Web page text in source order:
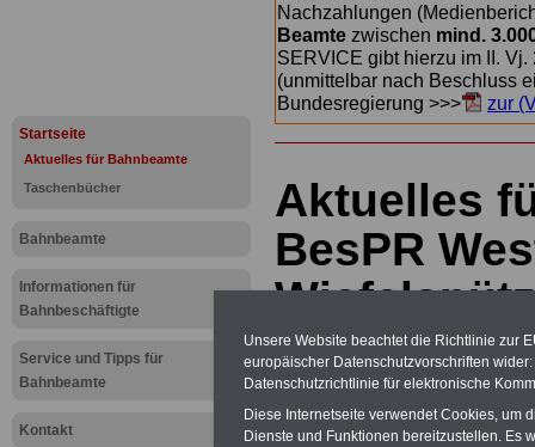
Startseite
Aktuelles für Bahnbeamte
Taschenbücher
Bahnbeamte
Informationen für
Bahnbeschäftigte
Service und Tipps für
Bahnbeamte
Kontakt
Nachzahlungen
Beamte zwischen mind.
SERVICE gibt hierzu im II.
(unmittelbar nach Beschluss
Bundesregierung >>>
zur
Aktuelles
BesPR
...auch für Bahnbeamte: Neu
2026
Unsere Website beachtet die Richtlinie zur
europäischer Datenschutzvorschriften
Datenschutzrichtlinie für elektronische
Diese Internetseite verwendet Cookies, um
Dienste und Funktionen bereitzustellen. Es